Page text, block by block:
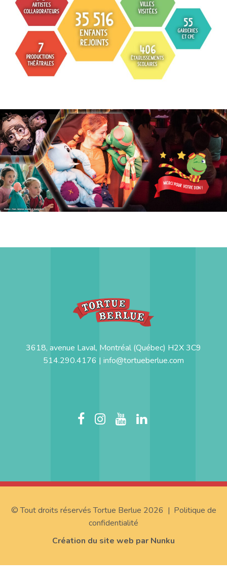
3618, avenue Laval, Montréal (Québec) H2X 3C9
514.290.4176 | info@tortueberlue.com
© Tout droits réservés Tortue Berlue 2026 | Politique de
confidentialité
Création du site web par Nunku
×
Ce site Web utilise des
les cookies conformément à notre Politique
STRICTEMENT NÉCESSAIRES
FONCTIONNALITÉ